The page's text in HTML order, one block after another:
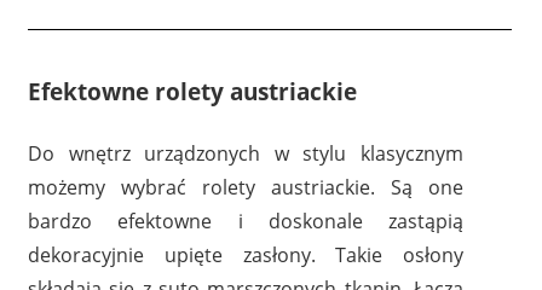
Efektowne rolety austriackie
Do wnętrz urządzonych w stylu klasycznym
możemy wybrać rolety austriackie. Są one
bardzo efektowne i doskonale zastąpią
dekoracyjnie upięte zasłony. Takie osłony